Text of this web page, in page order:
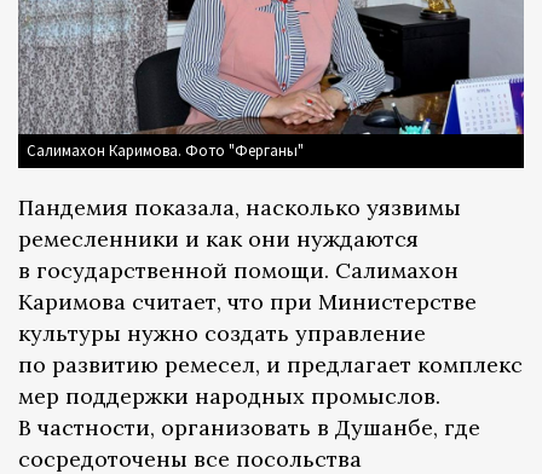
Салимахон Каримова. Фото "Ферганы"
Пандемия показала, насколько уязвимы
ремесленники и как они нуждаются
в государственной помощи. Салимахон
Каримова считает, что при Министерстве
культуры нужно создать управление
по развитию ремесел, и предлагает комплекс
мер поддержки народных промыслов.
В частности, организовать в Душанбе, где
сосредоточены все посольства